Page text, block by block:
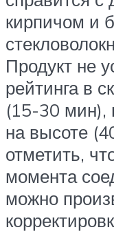
кирпичом и
Продукт не
рейтинга в
(15-30 мин),
на высоте
отметить,
момента
можно